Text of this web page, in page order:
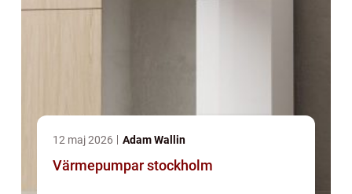
12 maj 2026 Adam Wallin
Värmepumpar stockholm